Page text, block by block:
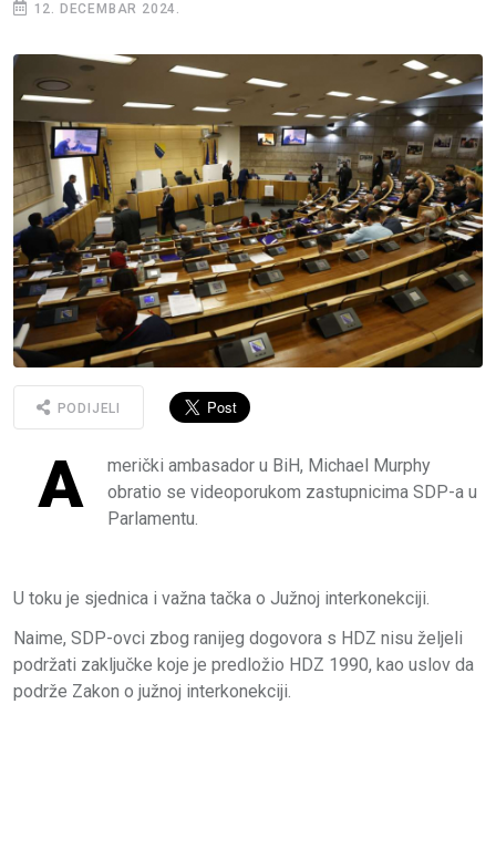
12. DECEMBAR 2024.
PODIJELI
A
merički ambasador u BiH, Michael Murphy
obratio se videoporukom zastupnicima SDP-a u
Parlamentu.
U toku je sjednica i važna tačka o Južnoj interkonekciji.
Naime, SDP-ovci zbog ranijeg dogovora s HDZ nisu željeli
podržati zaključke koje je predložio HDZ 1990, kao uslov da
podrže Zakon o južnoj interkonekciji.